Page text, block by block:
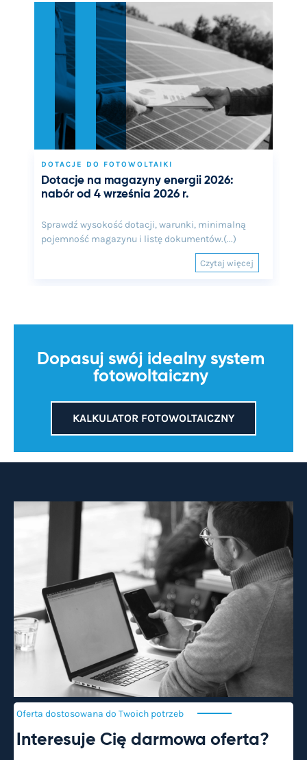
DOTACJE DO FOTOWOLTAIKI
Dotacje na magazyny energii 2026:
nabór od 4 września 2026 r.
Sprawdź wysokość dotacji, warunki, minimalną
pojemność magazynu i listę dokumentów.(...)
Czytaj więcej
Dopasuj swój idealny system
fotowoltaiczny
KALKULATOR FOTOWOLTAICZNY
Oferta dostosowana do Twoich potrzeb
Interesuje Cię darmowa oferta?